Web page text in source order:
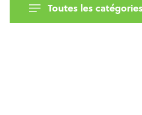
Toutes les catégories